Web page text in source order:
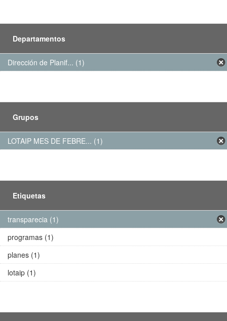
Departamentos
Dirección de Planif... (1)
Grupos
LOTAIP MES DE FEBRE... (1)
Etiquetas
transparecia (1)
programas (1)
planes (1)
lotaip (1)